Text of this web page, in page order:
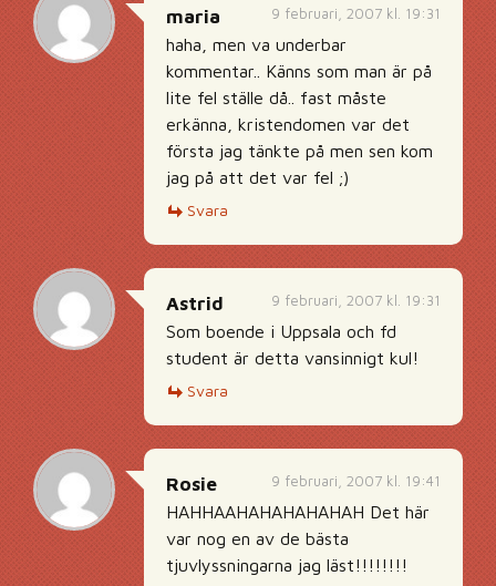
9 februari, 2007 kl. 19:31
maria
haha, men va underbar
kommentar.. Känns som man är på
lite fel ställe då.. fast måste
erkänna, kristendomen var det
första jag tänkte på men sen kom
jag på att det var fel ;)
Svara
9 februari, 2007 kl. 19:31
Astrid
Som boende i Uppsala och fd
student är detta vansinnigt kul!
Svara
9 februari, 2007 kl. 19:41
Rosie
HAHHAAHAHAHAHAHAH Det här
var nog en av de bästa
tjuvlyssningarna jag läst!!!!!!!!